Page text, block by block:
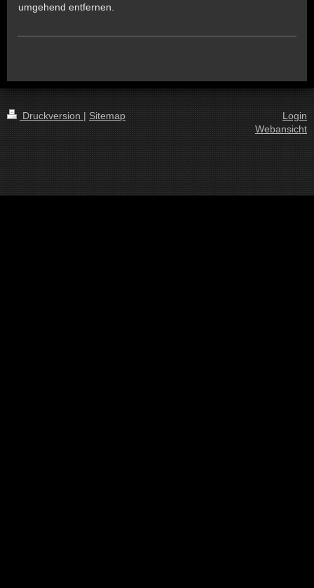
umgehend entfernen.
Druckversion | Sitemap
Login
Webansicht